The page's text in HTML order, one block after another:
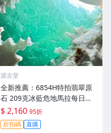
源古堂
全新推薦：6854H特拍翡翠原
石 209克冰藍危地馬拉每日晚1
1點截拍 冰藍翡翠危地馬拉原
石 209克 玩石收藏
$ 2,160 95折
折扣碼 直購